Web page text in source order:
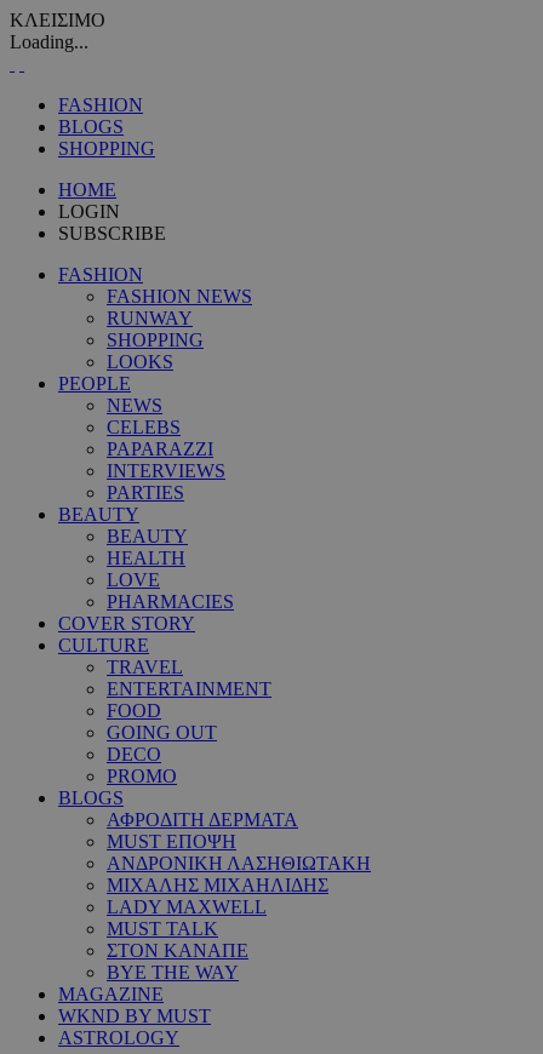
ΚΛΕΙΣΙΜΟ
Loading...
FASHION
BLOGS
SHOPPING
HOME
LOGIN
SUBSCRIBE
FASHION
FASHION NEWS
RUNWAY
SHOPPING
LOOKS
PEOPLE
NEWS
CELEBS
PAPARAZZI
INTERVIEWS
PARTIES
BEAUTY
BEAUTY
HEALTH
LOVE
PHARMACIES
COVER STORY
CULTURE
TRAVEL
ENTERTAINMENT
FOOD
GOING OUT
DECO
PROMO
BLOGS
ΑΦΡΟΔΙΤΗ ΔΕΡΜΑΤΑ
MUST ΕΠΟΨΗ
ΑΝΔΡΟΝΙΚΗ ΛΑΣΗΘΙΩΤΑΚΗ
ΜΙΧΑΛΗΣ ΜΙΧΑΗΛΙΔΗΣ
LADY MAXWELL
MUST TALK
ΣΤΟΝ ΚΑΝΑΠΕ
BYE THE WAY
MAGAZINE
WKND BY MUST
ASTROLOGY